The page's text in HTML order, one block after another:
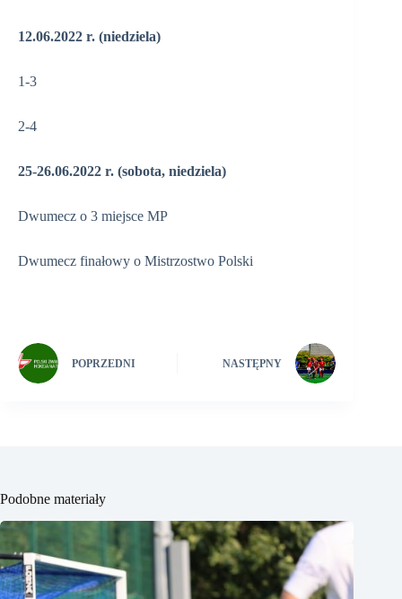
12.06.2022 r. (niedziela)
1-3
2-4
25-26.06.2022 r. (sobota, niedziela)
Dwumecz o 3 miejsce MP
Dwumecz finałowy o Mistrzostwo Polski
POPRZEDNI NASTĘPNY
Podobne materiały